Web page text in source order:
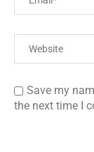
Save my
the next time I